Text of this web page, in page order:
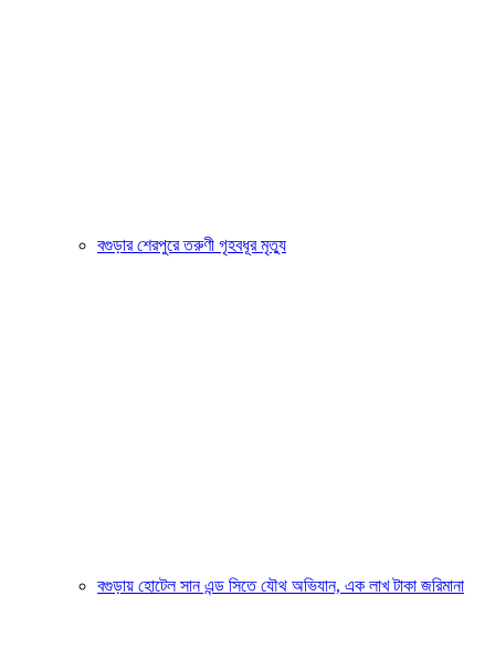
বগুড়ার শেরপুরে তরুণী গৃহবধূর মৃত্যু
বগুড়ায় হোটেল সান এন্ড সিতে যৌথ অভিযান, এক লাখ টাকা জরিমানা